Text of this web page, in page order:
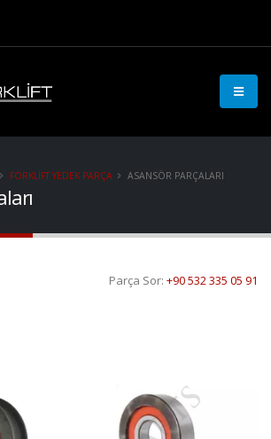
FORKLIFT YEDEK PARÇA ASANSÖR PARÇALARI
Parça Sor: +90 532 335 05 91